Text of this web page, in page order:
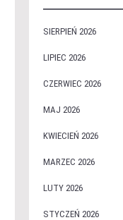
SIERPIEŃ 2026
LIPIEC 2026
CZERWIEC 2026
MAJ 2026
KWIECIEŃ 2026
MARZEC 2026
LUTY 2026
STYCZEŃ 2026